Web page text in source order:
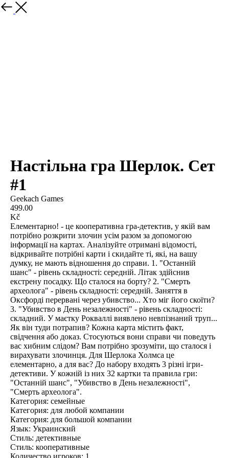
Настільна гра Шерлок. Сет
#1
Geekach Games
499.00
Kč
Елементарно! - це кооперативна гра-детектив, у якій вам
потрібно розкрити злочин усім разом за допомогою
інформації на картах. Аналізуйте отримані відомості,
відкривайте потрібні карти і скидайте ті, які, на вашу
думку, не мають відношення до справи. 1. "Останній
шанс" - рівень складності: середній. Літак здійснив
екстрену посадку. Що сталося на борту? 2. "Смерть
археолога" - рівень складності: середній. Заняття в
Оксфорді перервані через убивство... Хто міг його скоїти?
3. "Убивство в День незалежності" - рівень складності:
складний. У маєтку Рокваллі виявлено невпізнаний труп...
Як він туди потрапив? Кожна карта містить факт,
свідчення або доказ. Стосуються вони справи чи поведуть
вас хибним слідом? Вам потрібно зрозуміти, що сталося і
вирахувати злочинця. Для Шерлока Холмса це
елементарно, а для вас? До набору входять 3 різні ігри-
детективи. У кожній із них 32 картки та правила гри:
"Останній шанс", "Убивство в День незалежності",
"Смерть археолога".
Категория: семейные
Категория: для любой компании
Категория: для большой компании
Язык: Украинский
Стиль: детективные
Стиль: кооперативные
Количество игроков: 1